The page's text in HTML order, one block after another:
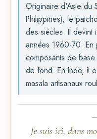
Originaire d'Asie du
Philippines), le
des siècles. Il
années 1960-70.
composants de
de fond. En Inde, il
masala artisanaux
Je suis ici, dans